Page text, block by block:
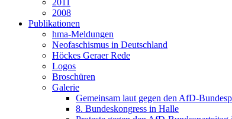
2008
Publikationen
hma-Meldungen
Neofaschismus in Deutschland
Höckes Geraer Rede
Logos
Broschüren
Galerie
Gemeinsam laut gegen den AfD-
8. Bundeskongress in Halle